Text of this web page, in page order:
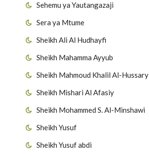
Sehemu ya Yautangazaji
Sera ya Mtume
Sheikh Ali Al Hudhayfi
Sheikh Mahamma Ayyub
Sheikh Mahmoud Khalil Al-Hussary
Sheikh Mishari Al Afasiy
Sheikh Mohammed S. Al-Minshawi
Sheikh Yusuf
Sheikh Yusuf abdi